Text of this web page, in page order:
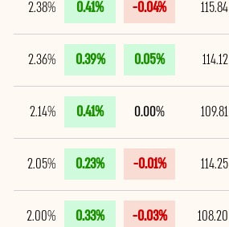
115.84
-0.04%
0.41%
2.38%
114.12
0.05%
0.39%
2.36%
109.81
0.00%
0.41%
2.14%
114.25
-0.01%
0.23%
2.05%
108.20
-0.03%
0.33%
2.00%